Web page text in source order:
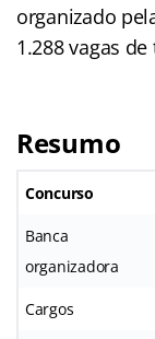
organizado
1.288 vagas
Resumo
Concurso
Banca
organizadora
Cargos